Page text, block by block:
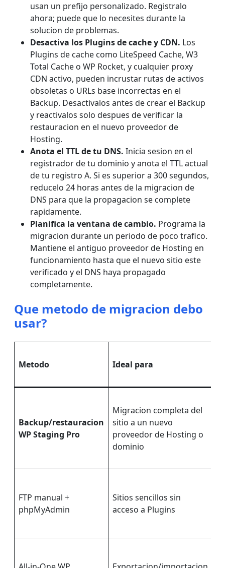
usan un prefijo personalizado. Registralo
ahora; puede que lo necesites durante la
solucion de problemas.
Desactiva los Plugins de cache y CDN. Los
Plugins de cache como LiteSpeed Cache, W3
Total Cache o WP Rocket, y cualquier proxy
CDN activo, pueden incrustar rutas de activos
obsoletas o URLs base incorrectas en el
Backup. Desactivalos antes de crear el Backup
y reactivalos solo despues de verificar la
restauracion en el nuevo proveedor de
Hosting.
Anota el TTL de tu DNS. Inicia sesion en el
registrador de tu dominio y anota el TTL actual
de tu registro A. Si es superior a 300 segundos,
reducelo 24 horas antes de la migracion de
DNS para que la propagacion se complete
rapidamente.
Planifica la ventana de cambio. Programa la
migracion durante un periodo de poco trafico.
Mantiene el antiguo proveedor de Hosting en
funcionamiento hasta que el nuevo sitio este
verificado y el DNS haya propagado
completamente.
Que metodo de migracion debo
usar?
Metodo Ideal para
Backup/restauracion
WP Staging Pro
Migracion completa del
sitio a un nuevo
proveedor de Hosting o
dominio
FTP manual +
phpMyAdmin
Sitios sencillos sin
acceso a Plugins